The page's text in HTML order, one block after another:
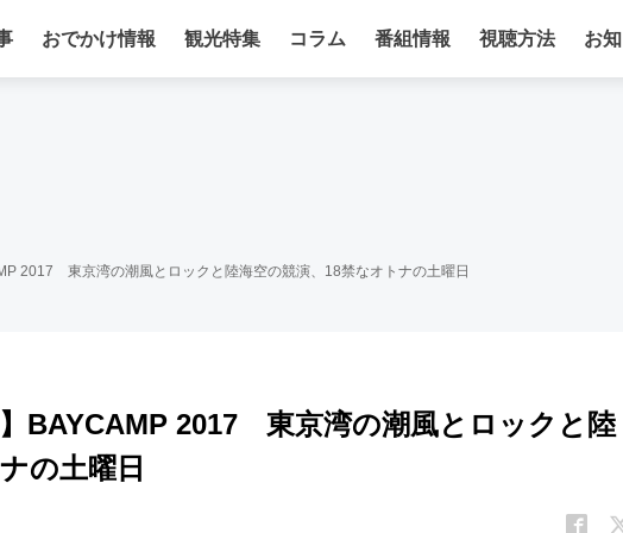
おでかけ情報 観光特集 コラム 番組情報 視聴方法 お
2017 東京湾の潮風とロックと陸海空の競演、18禁なオトナの土曜日
】BAYCAMP 2017 東京湾の潮風とロックと陸
の土曜日